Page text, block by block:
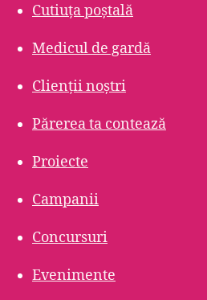
Cutiuța poștală
Medicul de gardă
Clienții noștri
Părerea ta contează
Proiecte
Campanii
Concursuri
Evenimente